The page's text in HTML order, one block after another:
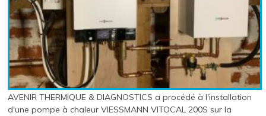
AVENIR THERMIQUE & DIAGNOSTICS a procédé à l'installation
d'une pompe à chaleur VIESSMANN VITOCAL 200S sur la